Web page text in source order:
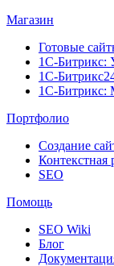
Магазин
Готовые
1С-Битрикс:
1С-
1С-Битрикс:
Портфолио
Создание
Контекстная
SEO
Помощь
SEO Wiki
Блог